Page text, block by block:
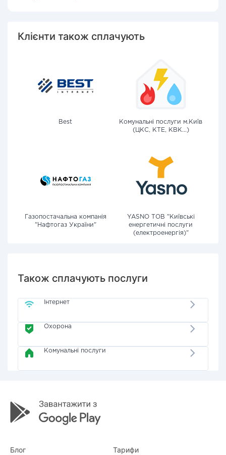
Клієнти також сплачують
Best
Комунальні послуги м.Київ
(ЦКС, КТЕ, КВК...)
Газопостачальна компанія
"Нафтогаз України"
YASNO ТОВ "Київські
енергетичні послуги
(електроенергія)"
Також сплачують послуги
Інтернет
Охорона
Комунальні послуги
Блог Тарифи